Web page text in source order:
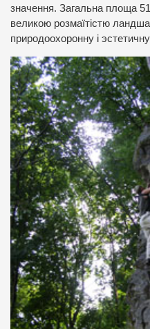
значення. Загальна площа
великою розмаїтістю
природоохоронну і эстетичну